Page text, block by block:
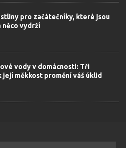
pro začátečníky, které jsou
něco vydrží
vody v domácnosti: Tři
její měkkost promění váš úklid